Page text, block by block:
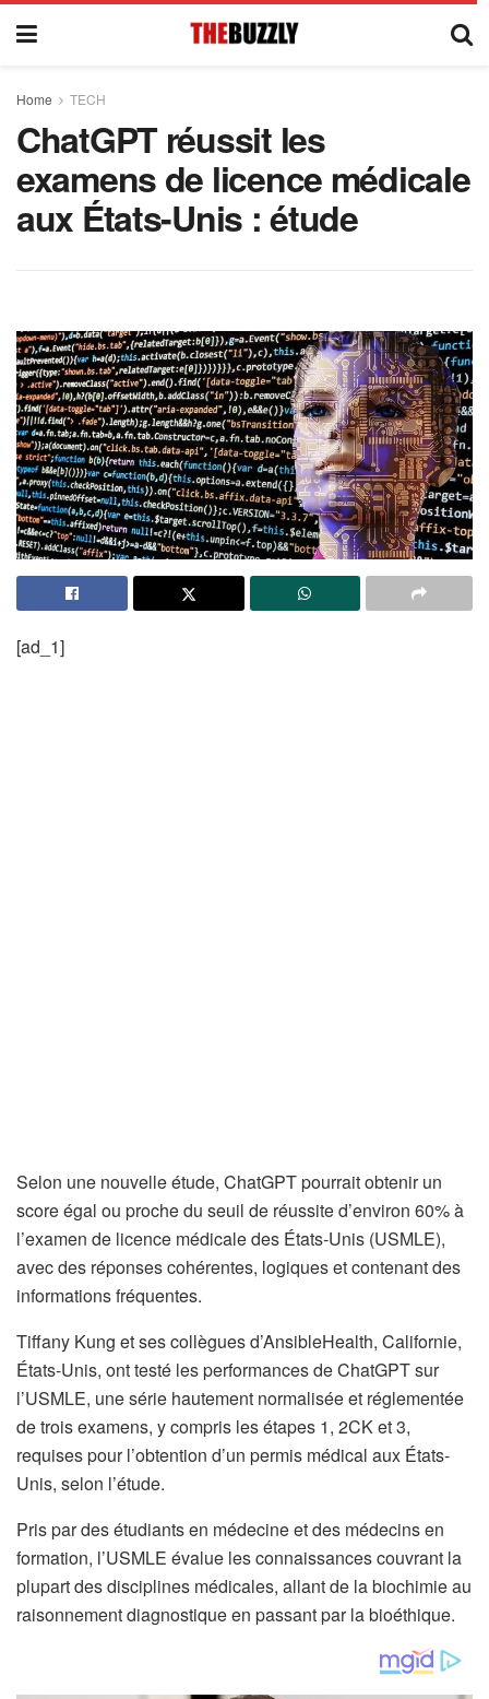
Home TECH
ChatGPT réussit les
examens de licence médicale
aux États-Unis : étude
[ad_1]
Selon une nouvelle étude, ChatGPT pourrait obtenir un
score égal ou proche du seuil de réussite d’environ 60% à
l’examen de licence médicale des États-Unis (USMLE),
avec des réponses cohérentes, logiques et contenant des
informations fréquentes.
Tiffany Kung et ses collègues d’AnsibleHealth, Californie,
États-Unis, ont testé les performances de ChatGPT sur
l’USMLE, une série hautement normalisée et réglementée
de trois examens, y compris les étapes 1, 2CK et 3,
requises pour l’obtention d’un permis médical aux États-
Unis, selon l’étude.
Pris par des étudiants en médecine et des médecins en
formation, l’USMLE évalue les connaissances couvrant la
plupart des disciplines médicales, allant de la biochimie au
raisonnement diagnostique en passant par la bioéthique.